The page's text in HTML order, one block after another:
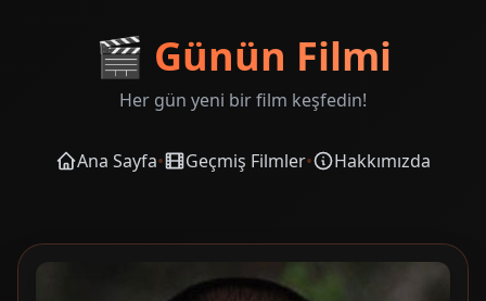
🎬 Günün Filmi
Her gün yeni bir film keşfedin!
Ana Sayfa• Geçmiş Filmler• Hakkımızda